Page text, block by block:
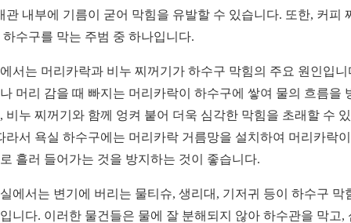
관 내부에 기름이 굳어 막힘을 유발할 수 있습니다. 또한, 커피
하수구를 막는 주범 중 하나입니다.
서는 머리카락과 비누 찌꺼기가 하수구 막힘의 주요 원인입니
머리 감을 때 빠지는 머리카락이 하수구에 쌓여 물의 흐름을
비누 찌꺼기와 함께 엉켜 붙어 더욱 심각한 막힘을 초래할 수
라서 욕실 하수구에는 머리카락 거름망을 설치하여 머리카락
흘러 들어가는 것을 방지하는 것이 좋습니다.
에서는 변기에 버리는 물티슈, 생리대, 기저귀 등이 하수구 막
니다. 이러한 물건들은 물에 잘 분해되지 않아 하수관을 막고,